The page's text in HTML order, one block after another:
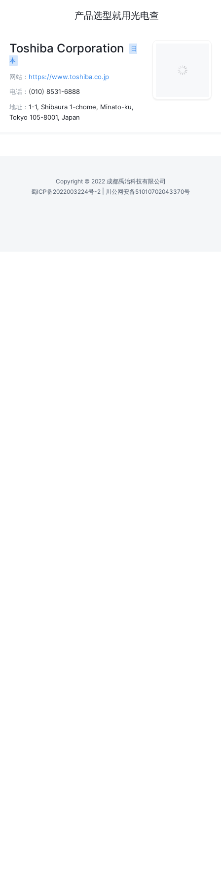
产品选型就用光电查
Toshiba Corporation
日
本
网站： https://www.toshiba.co.jp
电话： (010) 8531-6888
地址：1-1, Shibaura 1-chome, Minato-ku,
Tokyo 105-8001, Japan
Copyright © 2022 成都禹治科技有限公司
蜀ICP备2022003224号-2
川公网安备51010702043370号